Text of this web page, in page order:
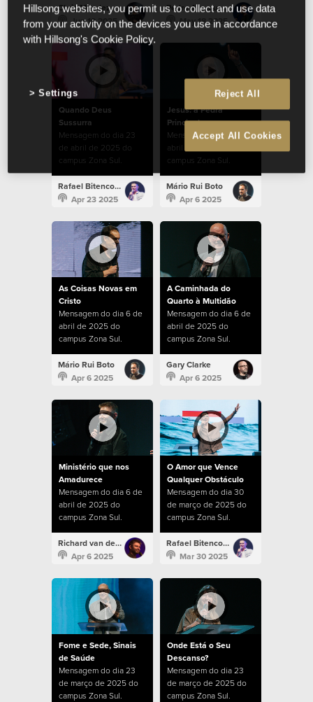
Chris Mendez
Jun 10 2025
Pedro Albuquerque
May 18 2025
Quando Deus
Sussurra
Mensagem do dia 23
de abril de 2025 do
campus Zona Sul.
Rafael Bitencourt
Apr 23 2025
Jesus: a Pedra
Principal
Mensagem do dia 6 de
abril de 2025 do
campus Zona Sul.
Mário Rui Boto
Apr 6 2025
As Coisas Novas em
Cristo
Mensagem do dia 6 de
abril de 2025 do
campus Zona Sul.
Mário Rui Boto
Apr 6 2025
A Caminhada do
Quarto à Multidão
Mensagem do dia 6 de
abril de 2025 do
campus Zona Sul.
Gary Clarke
Apr 6 2025
Ministério que nos
Amadurece
Mensagem do dia 6 de
abril de 2025 do
campus Zona Sul.
Richard van der Kolk
Apr 6 2025
O Amor que Vence
Qualquer Obstáculo
Mensagem do dia 30
de março de 2025 do
campus Zona Sul.
Rafael Bitencourt
Mar 30 2025
Fome e Sede, Sinais
de Saúde
Mensagem do dia 23
de março de 2025 do
campus Zona Sul.
Onde Está o Seu
Descanso?
Mensagem do dia 23
de março de 2025 do
campus Zona Sul.
Hillsong websites, you permit us to collect and use data
from your activity on the devices you use in accordance
with Hillsong's Cookie Policy.
Reject All
Accept All Cookies
Settings